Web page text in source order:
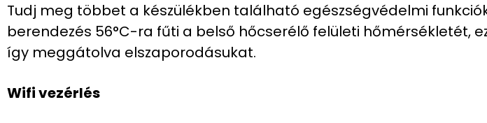
Tudj meg többet a készülékben található egészségvédelmi
berendezés 56°C-ra fűti a belső hőcserélő felületi hőmérsékletét,
így meggátolva elszaporodásukat.
Wifi vezérlés